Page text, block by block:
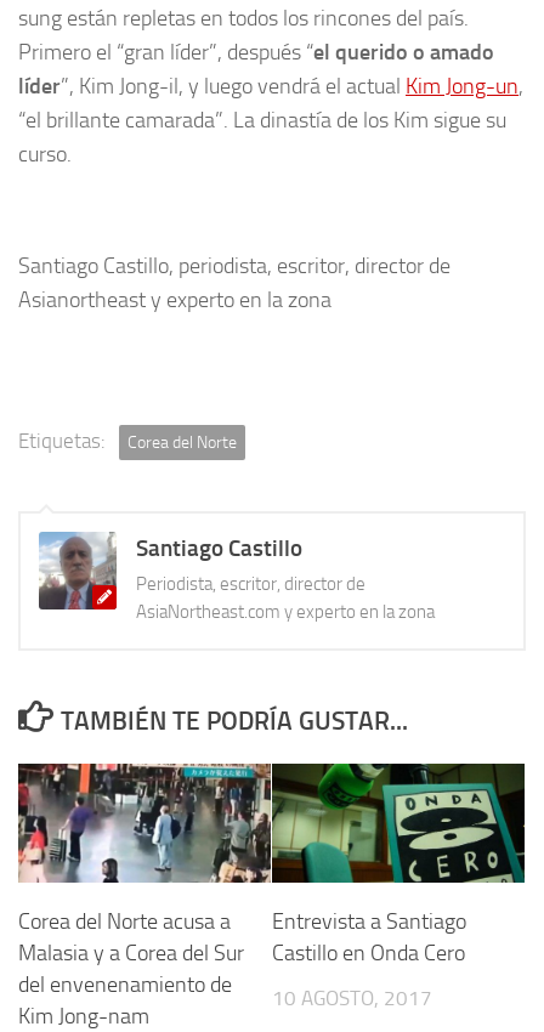
sung están repletas en todos los rincones del país.
Primero el “gran líder”, después “el querido o amado
líder”, Kim Jong-il, y luego vendrá el actual Kim Jong-un,
“el brillante camarada”. La dinastía de los Kim sigue su
curso.
Santiago Castillo, periodista, escritor, director de
Asianortheast y experto en la zona
Etiquetas: Corea del Norte
Santiago Castillo
Periodista, escritor, director de
AsiaNortheast.com y experto en la zona
TAMBIÉN TE PODRÍA GUSTAR...
Corea del Norte acusa a
Malasia y a Corea del Sur
del envenenamiento de
Kim Jong-nam
Entrevista a Santiago
Castillo en Onda Cero
10 AGOSTO, 2017